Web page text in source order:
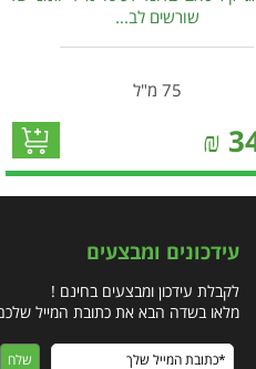
שורשים לב...
75 מ"ל
₪
עידכונים ומבצעים
לקבלת עידכון ומבצעים בחינם !
מלאו בשדה הבא את כתובת המייל